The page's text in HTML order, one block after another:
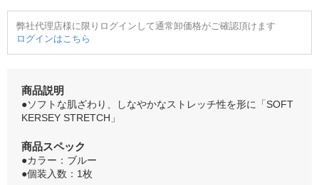
弊社代理店様に限りログインして通常卸価格がご確認頂けます
ログインはこちら
商品説明
●ソフトな肌ざわり、しなやかなストレッチ性を形に「SOFT
KERSEY STRETCH」
商品スペック
●カラー：ブルー
●個装入数：1枚